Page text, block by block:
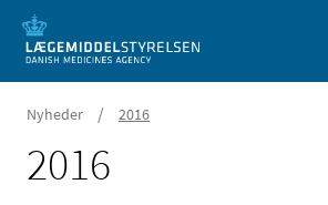
Nyheder / 2016
2016